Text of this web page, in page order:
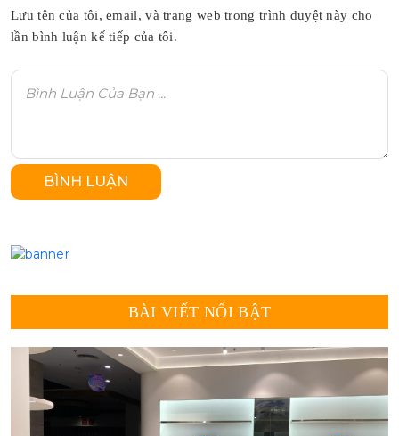
Lưu tên của tôi, email, và trang web trong trình duyệt này cho
lần bình luận kế tiếp của tôi.
BÀI VIẾT NỔI BẬT